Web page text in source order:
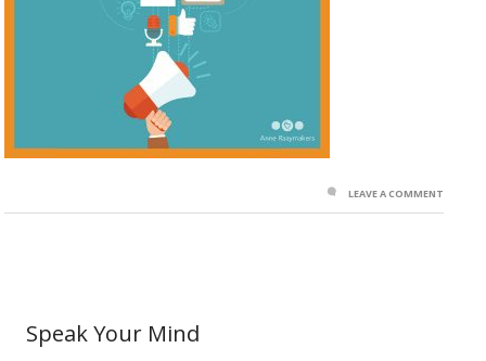
LEAVE A COMMENT
Speak Your Mind